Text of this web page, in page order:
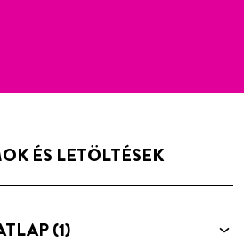
ÉS LETÖLTÉSEK
(1)